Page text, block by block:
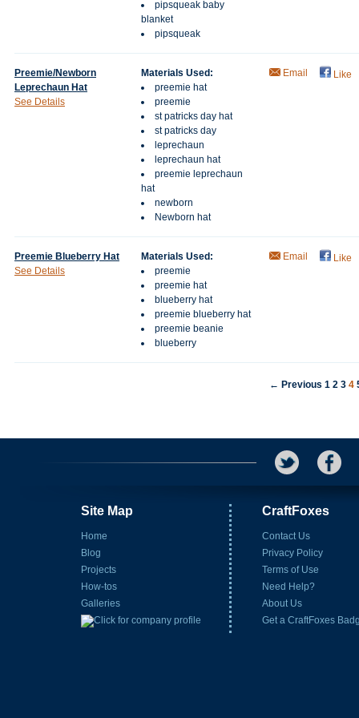
pipsqueak baby
blanket
pipsqueak
Preemie/Newborn
Leprechaun Hat
See Details
Materials Used:
preemie hat
preemie
st patricks day hat
st patricks day
leprechaun
leprechaun hat
preemie leprechaun
hat
newborn
Newborn hat
Email Like
Preemie Blueberry Hat
See Details
Materials Used:
preemie
preemie hat
blueberry hat
preemie blueberry hat
preemie beanie
blueberry
Email Like
← Previous 1 2 3 4
Site Map
Home
Blog
Projects
How-tos
Galleries
CraftFoxes
Contact Us
Privacy Policy
Terms of Use
Need Help?
About Us
Get a CraftFoxes